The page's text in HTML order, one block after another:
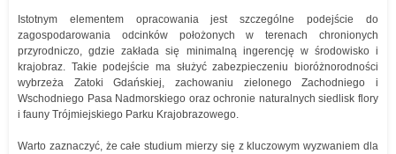
Istotnym elementem opracowania jest szczególne podejście do
zagospodarowania odcinków położonych w terenach chronionych
przyrodniczo, gdzie zakłada się minimalną ingerencję w środowisko i
krajobraz. Takie podejście ma służyć zabezpieczeniu bioróżnorodności
wybrzeża Zatoki Gdańskiej, zachowaniu zielonego Zachodniego i
Wschodniego Pasa Nadmorskiego oraz ochronie naturalnych siedlisk flory
i fauny Trójmiejskiego Parku Krajobrazowego.
Warto zaznaczyć, że całe studium mierzy się z kluczowym wyzwaniem dla